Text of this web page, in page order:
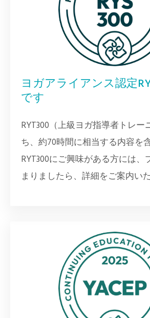
ヨガアライアンス認定
です
RYT300（上級ヨガ指導者トレー
ち、約70時間に相当する内容を
RYT300にご興味がある方には
まりましたら、詳細をご案内い